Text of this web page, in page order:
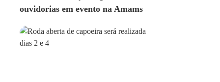
ouvidorias em evento na Amams